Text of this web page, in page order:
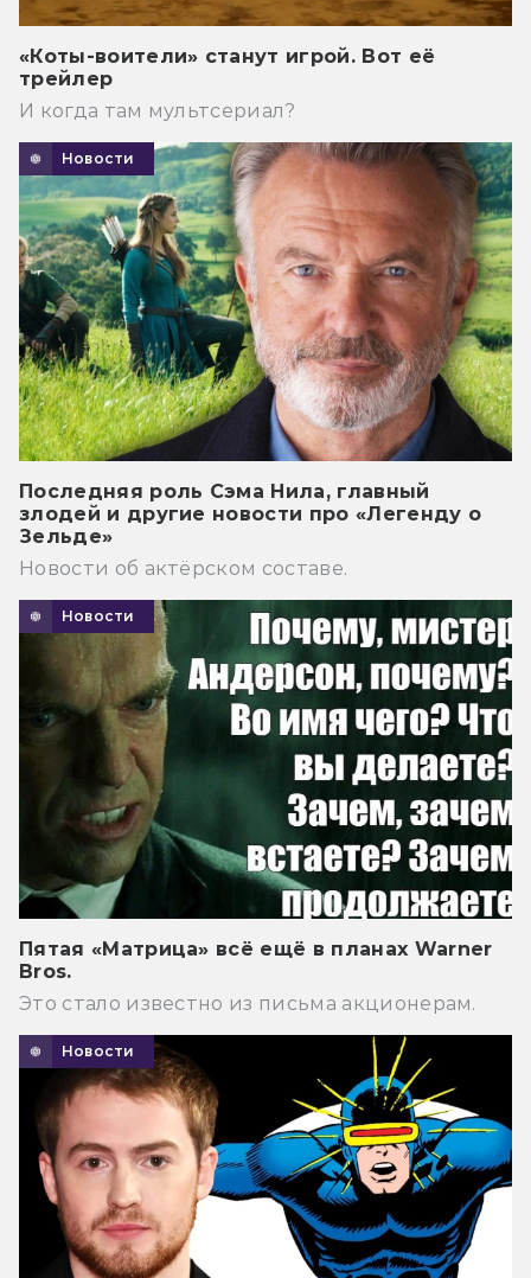
«Коты-воители» станут игрой. Вот её
трейлер
И когда там мультсериал?
Новости
Последняя роль Сэма Нила, главный
злодей и другие новости про «Легенду о
Зельде»
Новости об актёрском составе.
Новости
Пятая «Матрица» всё ещё в планах Warner
Bros.
Это стало известно из письма акционерам.
Новости